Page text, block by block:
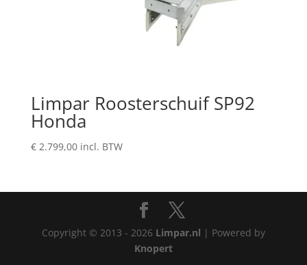
Limpar Roosterschuif SP92
Honda
€2.799,00 incl. BTW
Copyright © 2013 - 2026 Limpar.nl | Powered by
Knopert